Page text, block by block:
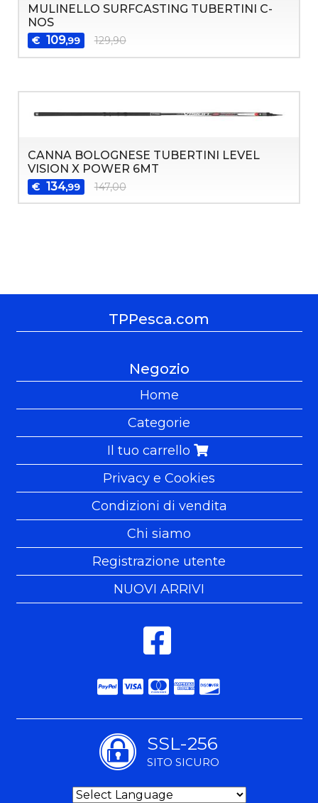
MULINELLO SURFCASTING TUBERTINI C-
NOS
€ 109,99 129,90
CANNA BOLOGNESE TUBERTINI LEVEL
VISION X POWER 6MT
€ 134,99 147,00
TPPesca.com
Negozio
Home
Categorie
Il tuo carrello
Privacy e Cookies
Condizioni di vendita
Chi siamo
Registrazione utente
NUOVI ARRIVI
SSL-256
SITO SICURO